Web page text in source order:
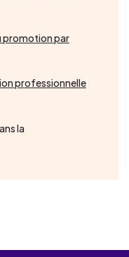
promotion par
professionnelle
la